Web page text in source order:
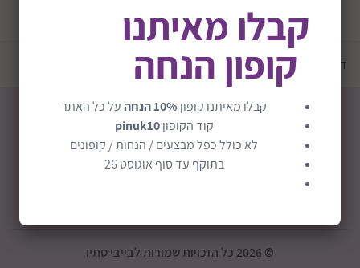
טען עוד מוצרים
דף הבית יצרנים הג |Egg
חבילת לידה
© 2026 כל הזכויות שמורות לבייבי סתיו
קבלו מאיתנו
קופון הנחה
קבלו מאיתנו קופון 10% הנחה
על כל האתר
קוד הקופוןpinuk10
לא כולל כפל מבצעים / הנחות / קופונים
בתוקף עד סוף אוגוסט 26